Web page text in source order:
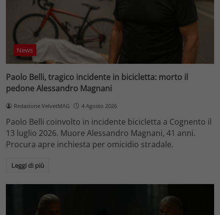
News
Paolo Belli, tragico incidente in bicicletta: morto il
pedone Alessandro Magnani
Redazione VelvetMAG 4 Agosto 2026
Paolo Belli coinvolto in incidente bicicletta a Cognento il
13 luglio 2026. Muore Alessandro Magnani, 41 anni.
Procura apre inchiesta per omicidio stradale.
Leggi di più